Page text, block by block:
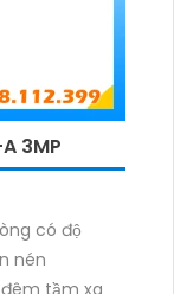
3MP
có độ
nén
đêm tầm xa